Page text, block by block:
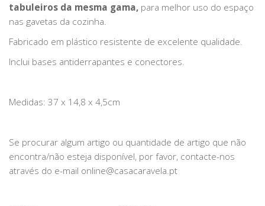
tabuleiros da mesma gama, para melhor uso do espaço
nas gavetas da cozinha.
Fabricado em plástico resistente de excelente qualidade.
Inclui bases antiderrapantes e conectores.
Medidas: 37 x 14,8 x 4,5cm
Se procurar algum artigo ou quantidade de artigo que não
encontra/não esteja disponível, por favor, contacte-nos
através do e-mail online@casacaravela.pt